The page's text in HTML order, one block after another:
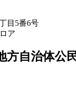
目5番6号
ア
自治体公